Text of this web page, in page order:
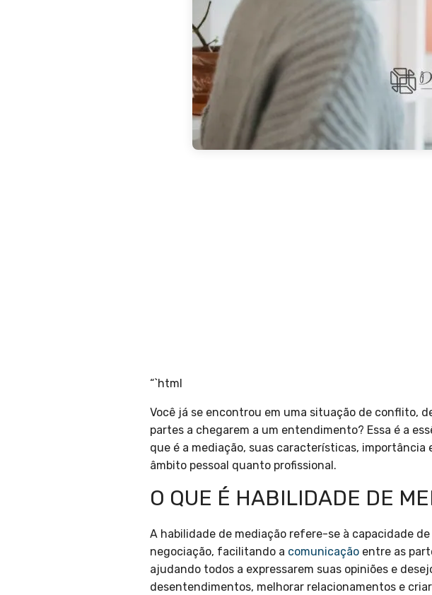
“`html
Você já se encontrou em uma situação de conflito,
partes a chegarem a um entendimento? Essa é a
que é a mediação, suas características,
âmbito pessoal quanto profissional.
O QUE É HABILIDADE DE
A habilidade de mediação refere-se à capacidade
negociação, facilitando a comunicação entre as
ajudando todos a expressarem suas opiniões e
desentendimentos, melhorar relacionamentos e